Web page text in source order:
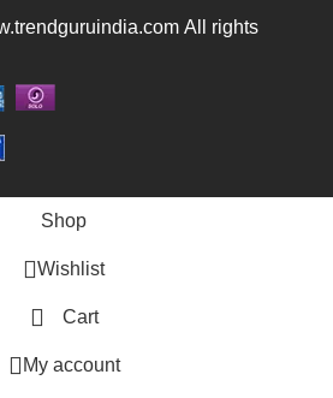
All rights
Shop
Wishlist
Cart
My account